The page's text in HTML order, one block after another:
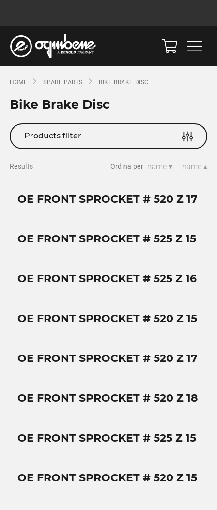
HOME SPARE PARTS BIKE BRAKE DISC
Bike Brake Disc
Products filter
Results Ordina per name ▾ name ▴
OE FRONT SPROCKET # 520 Z 17
OE FRONT SPROCKET # 525 Z 15
OE FRONT SPROCKET # 525 Z 16
OE FRONT SPROCKET # 520 Z 15
OE FRONT SPROCKET # 520 Z 17
OE FRONT SPROCKET # 520 Z 18
OE FRONT SPROCKET # 525 Z 15
OE FRONT SPROCKET # 520 Z 15